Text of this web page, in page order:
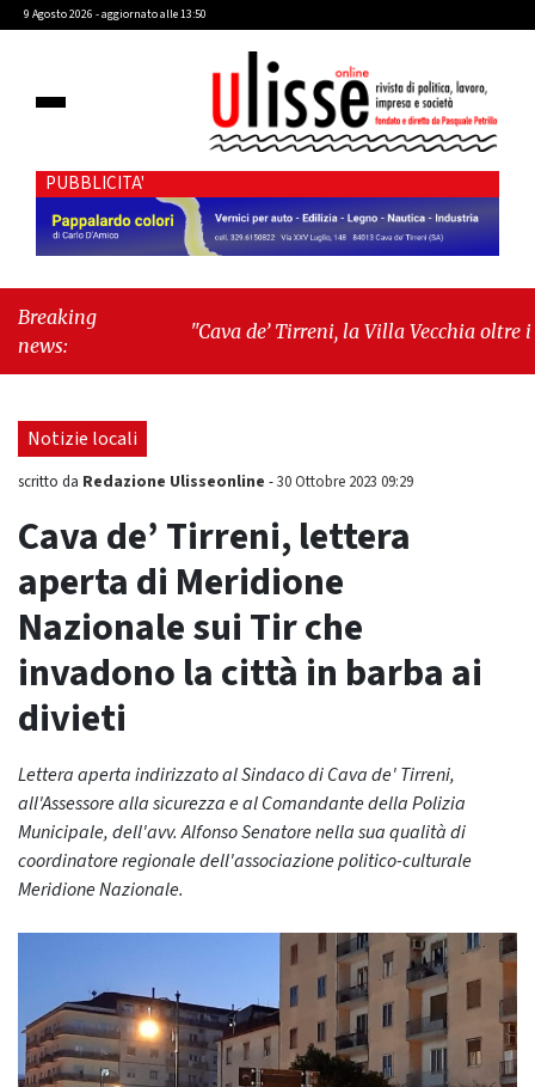
9 Agosto 2026 - aggiornato alle 13:50
PUBBLICITA'
Breaking
news:
"Cava de’ Tirreni, la Villa Vecchia oltre i
seduta consiliare: “Serve chiarezza!”"
Notizie locali
scritto da Redazione Ulisseonline -30 Ottobre 2023 09:29
Cava de’ Tirreni, lettera
aperta di Meridione
Nazionale sui Tir che
invadono la città in barba ai
divieti
Lettera aperta indirizzato al Sindaco di Cava de' Tirreni,
all'Assessore alla sicurezza e al Comandante della Polizia
Municipale, dell'avv. Alfonso Senatore nella sua qualità di
coordinatore regionale dell'associazione politico-culturale
Meridione Nazionale.